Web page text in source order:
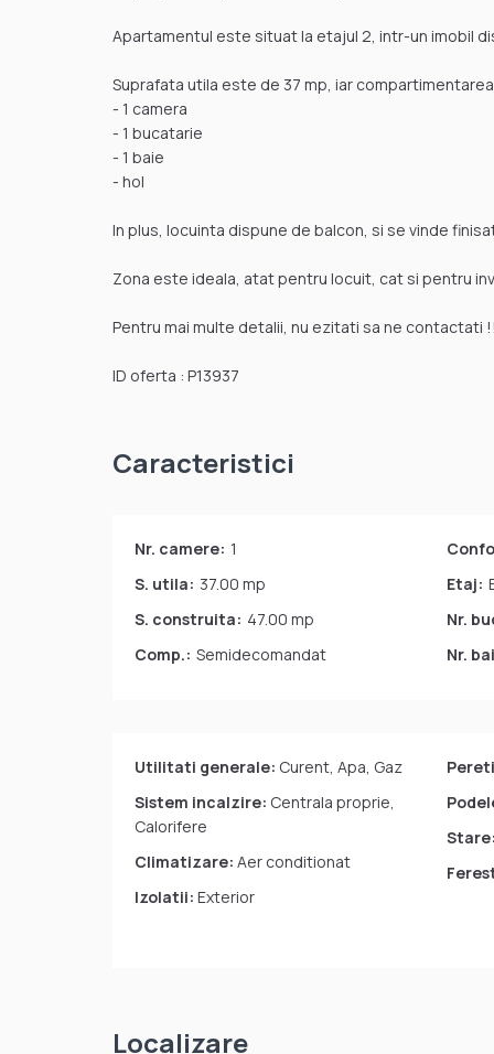
Apartamentul este situat la etajul 2, intr-un imobil
Suprafata utila este de 37 mp, iar
- 1 camera
- 1 bucatarie
- 1 baie
- hol
In plus, locuinta dispune de balcon, si se vinde
Zona este ideala, atat pentru locuit, cat si pentru
Pentru mai multe detalii, nu ezitati sa ne contactati
ID oferta : P13937
Caracteristici
Nr. camere: 1
S. utila: 37.00 mp
S. construita: 47.00 mp
Comp.: Semidecomandat
Etaj:
Nr.
Nr.
Utilitati generale: Curent, Apa, Gaz
Sistem incalzire: Centrala proprie,
Calorifere
Climatizare: Aer conditionat
Izolatii: Exterior
Localizare